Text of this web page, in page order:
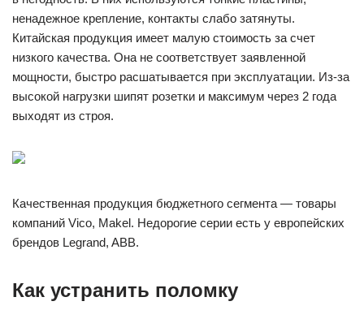
ненадежное крепление, контакты слабо затянуты.
Китайская продукция имеет малую стоимость за счет
низкого качества. Она не соответствует заявленной
мощности, быстро расшатывается при эксплуатации. Из-за
высокой нагрузки шипят розетки и максимум через 2 года
выходят из строя.
Качественная продукция бюджетного сегмента — товары
компаний Vico, Makel. Недорогие серии есть у европейских
брендов Legrand, ABB.
Как устранить поломку